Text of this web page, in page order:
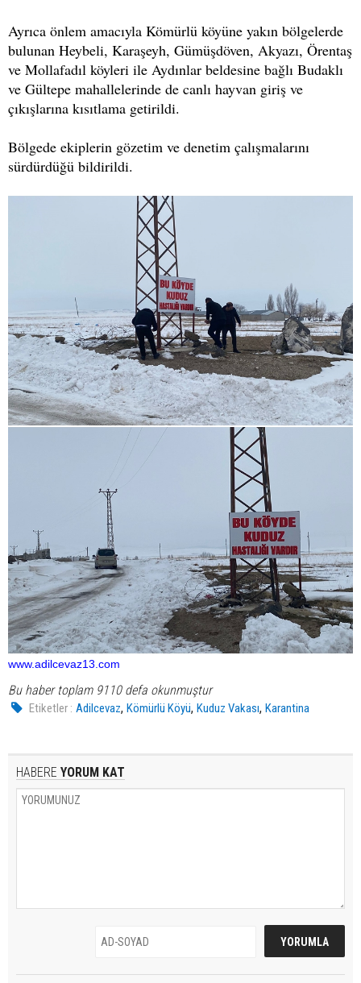
Ayrıca önlem amacıyla Kömürlü köyüne yakın bölgelerde
bulunan Heybeli, Karaşeyh, Gümüşdöven, Akyazı, Örentaş
ve Mollafadıl köyleri ile Aydınlar beldesine bağlı Budaklı
ve Gültepe mahallelerinde de canlı hayvan giriş ve
çıkışlarına kısıtlama getirildi.
Bölgede ekiplerin gözetim ve denetim çalışmalarını
sürdürdüğü bildirildi.
www.adilcevaz13.com
Bu haber toplam 9110 defa okunmuştur
Etiketler : Adilcevaz,Kömürlü Köyü,Kuduz Vakası,Karantina
HABERE YORUM KAT